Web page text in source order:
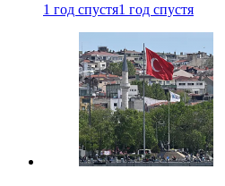
1 год спустя1 год спустя